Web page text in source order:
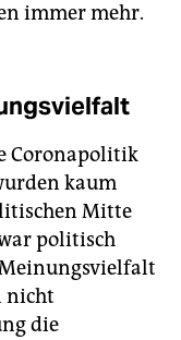
immer mehr.
Coronapolitik
kaum
Mitte
politisch
nicht
die